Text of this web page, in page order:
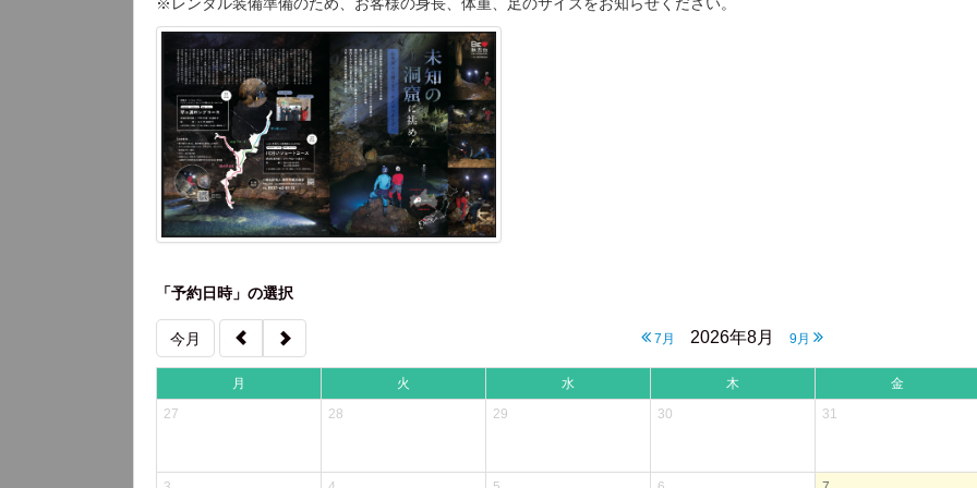
「予約日時」の選択
今月 7月 2026年8月 9月
月 火 水 木 金
27
28 29 30 31